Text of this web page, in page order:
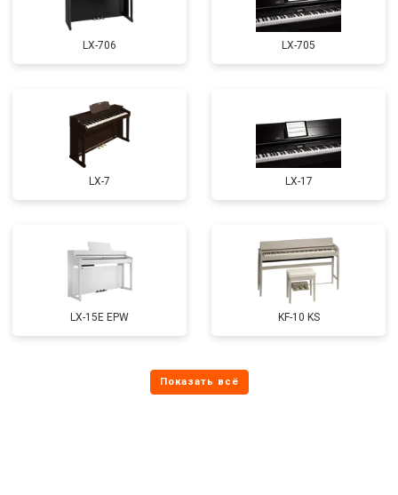
LX-706 LX-705
LX-7 LX-17
LX-15E EPW KF-10 KS